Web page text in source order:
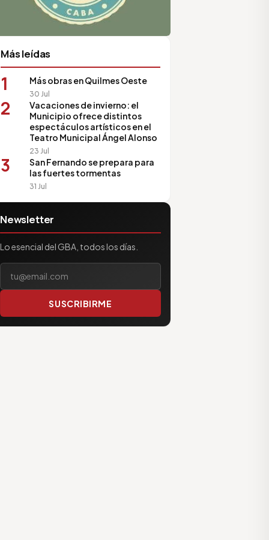
Más leídas
1 Más obras en Quilmes Oeste
30 Jul
2
Vacaciones de invierno: el
Municipio ofrece distintos
espectáculos artísticos en el
Teatro Municipal Ángel Alonso
23 Jul
3
San Fernando se prepara para
las fuertes tormentas
31 Jul
Newsletter
Lo esencial del GBA, todos los días.
Tu correo electrónico
SUSCRIBIRME